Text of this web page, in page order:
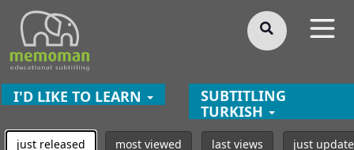
I'D LIKE TO LEARN
SUBTITLING
TURKISH
just released most viewed last views just